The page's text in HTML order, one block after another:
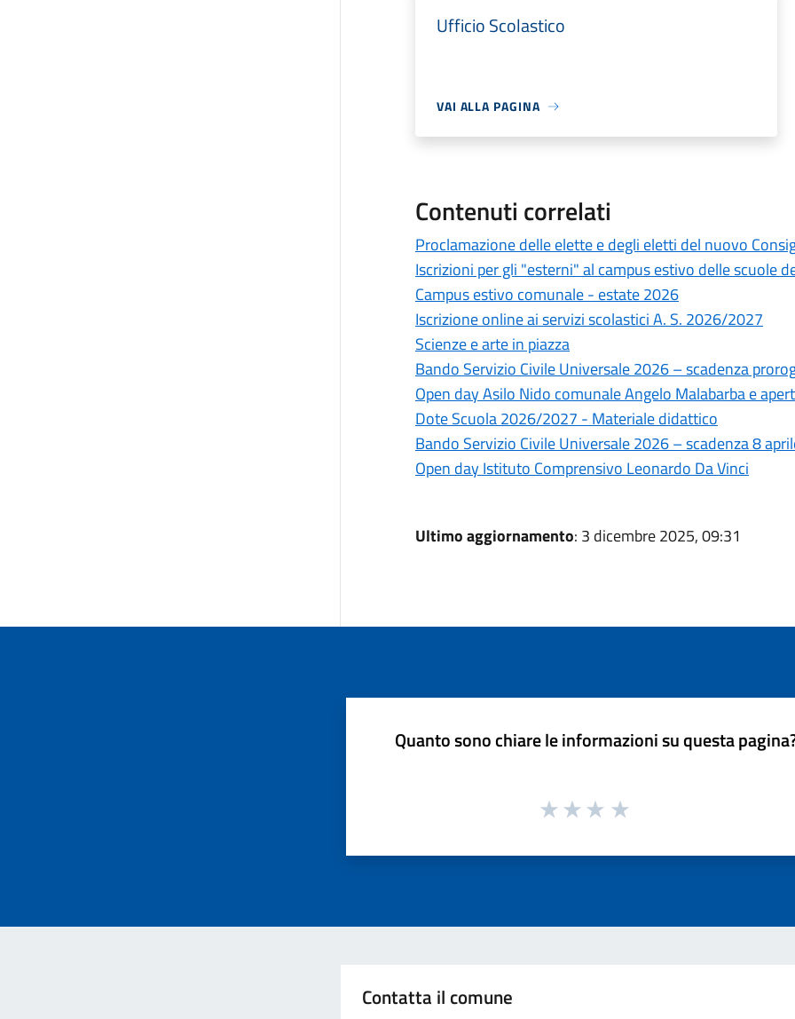
Ufficio Scolastico
VAI ALLA PAGINA
Contenuti correlati
Proclamazione delle elette e degli eletti del nuovo
Iscrizioni per gli "esterni" al campus estivo delle scuole
Campus estivo comunale - estate 2026
Iscrizione online ai servizi scolastici A. S. 2026/2027
Scienze e arte in piazza
Bando Servizio Civile Universale 2026 – scadenza
Open day Asilo Nido comunale Angelo Malabarba e
Dote Scuola 2026/2027 - Materiale didattico
Bando Servizio Civile Universale 2026 – scadenza 8
Open day Istituto Comprensivo Leonardo Da Vinci
Ultimo aggiornamento: 3 dicembre 2025, 09:31
Quanto sono chiare le informazioni su questa
Contatta il comune